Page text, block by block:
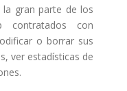
gran parte de los
contratados con
o borrar sus
ver estadísticas de